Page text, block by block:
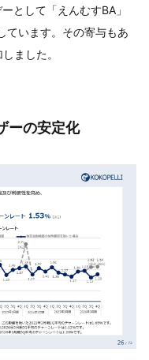
として「えんむすBA」
ています。その寄与もあ
ました。
ーの安定化